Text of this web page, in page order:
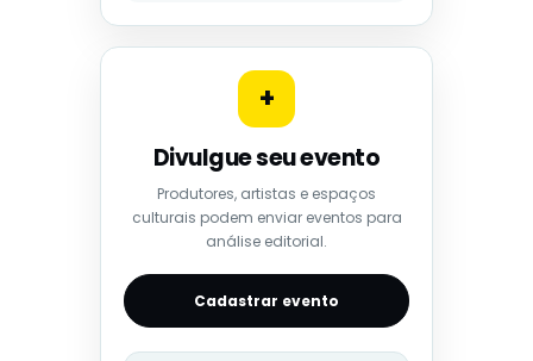
+
Divulgue seu evento
Produtores, artistas e espaços
culturais podem enviar eventos para
análise editorial.
Cadastrar evento